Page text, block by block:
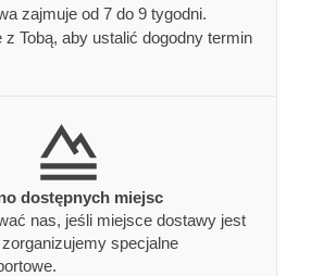
zajmuje od 7 do 9 tygodni.
Tobą, aby ustalić dogodny termin
dostępnych miejsc
nas, jeśli miejsce dostawy jest
specjalne